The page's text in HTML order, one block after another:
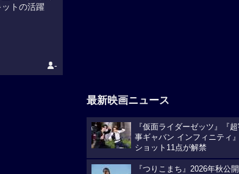
トの活躍
-
最新映画ニュース
『仮面ライダーゼッツ』『超
事ギャバン インフィニティ
ショット11点が解禁
『つりこまち』2026年秋公